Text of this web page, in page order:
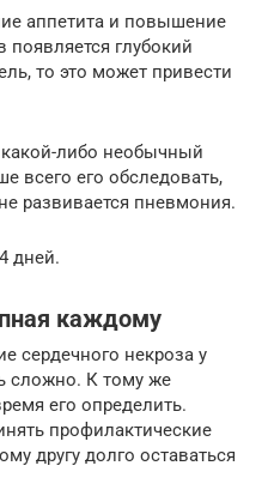
аппетита и повышение
появляется глубокий
то это может привести
либо необычный
всего его обследовать,
развивается пневмония.
дней.
каждому
сердечного некроза у
сложно. К тому же
его определить.
профилактические
другу долго оставаться